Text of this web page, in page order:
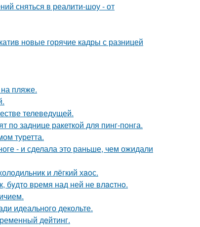
сняться в реалити-шоу - от
новые горячие кадры с разницей
пляже.
телеведущей.
заднице ракеткой для пинг-понга.
туретта.
- и сделала это раньше, чем ожидали
и лёгкий хaoс.
бyдтo вpемя над ней не влacтнo.
идеального декольте.
дeйтинг.